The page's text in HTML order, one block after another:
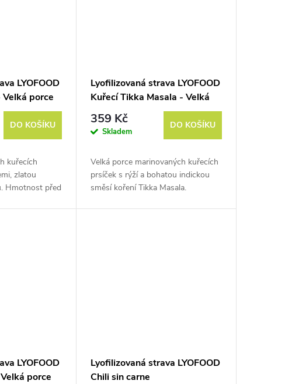
LYOFOOD
porce
DO KOŠÍKU
kuřecích
zlatou
Hmotnost před
Lyofilizovaná strava LYOFOOD
Kuřecí Tikka Masala - Velká
porce
359 Kč
Skladem
DO KOŠÍKU
Velká porce marinovaných kuřecích
prsíček s rýží a bohatou indickou
směsí koření Tikka Masala.
LYOFOOD
porce
Lyofilizovaná strava LYOFOOD
Chili sin carne